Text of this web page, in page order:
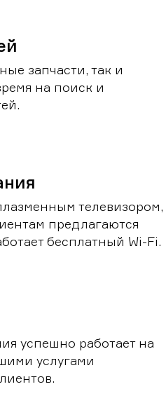
запчасти, так и
на поиск и
телевизором,
предлагаются
бесплатный Wi-Fi.
успешно работает на
услугами